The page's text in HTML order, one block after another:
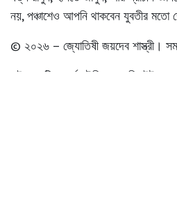
নয়, পঞ্চাশেও আপনি থাকবেন যুবতীর মতো
© ২০২৬ – জ্যোতিষী জয়দেব শাস্ত্রী।
এই লেখাটি সম্পূর্ণ মৌলিক ও কপিরাইট-